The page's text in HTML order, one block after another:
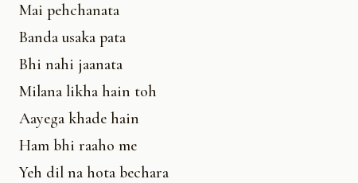
Mai pehchanata
Banda usaka pata
Bhi nahi jaanata
Milana likha hain toh
Aayega khade hain
Ham bhi raaho me
Yeh dil na hota bechara